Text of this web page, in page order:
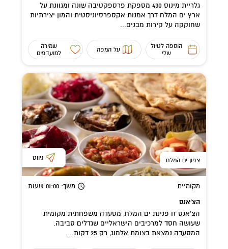
גלריית מינוס 430 מספקת פרספקטיבה שונה ומגוונת על
ארץ ים המלח דרך אמנות אקספרסיוניסטית והמון יצירתיות
שחוקקה על קירות מבנים...
הוספה לטיול
שלי
על המפה
שמירה
למועדפים
צפון ים המלח ניווט
מקומיים משך: 01:00 שעות
הצ'אנס
הצ’אנס זו פנינת ים המלח, מסעדה משפחתית מקומית
שעושה חסד למרכיבים הישראליים שגדלים סביבה.
המסעדה נמצאת בצומת אלמוג, רק 25 דקות...